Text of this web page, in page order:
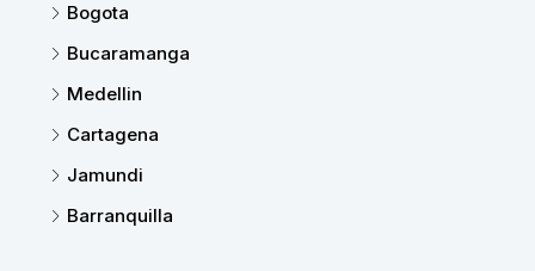
Bogota
Bucaramanga
Medellin
Cartagena
Jamundi
Barranquilla